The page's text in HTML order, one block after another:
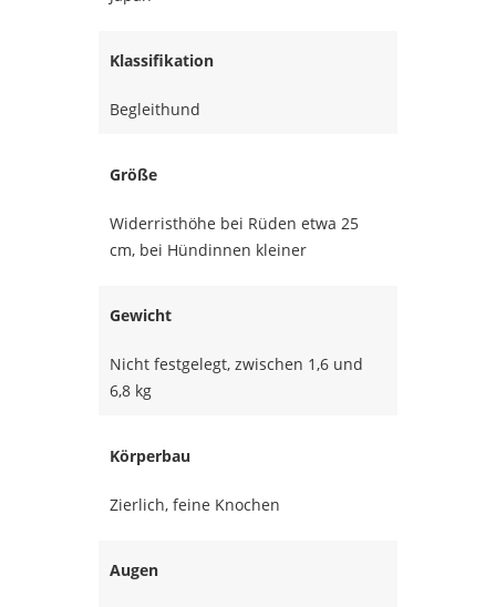
Klassifikation
Begleithund
Größe
Widerristhöhe bei Rüden etwa 25
cm, bei Hündinnen kleiner
Gewicht
Nicht festgelegt, zwischen 1,6 und
6,8 kg
Körperbau
Zierlich, feine Knochen
Augen